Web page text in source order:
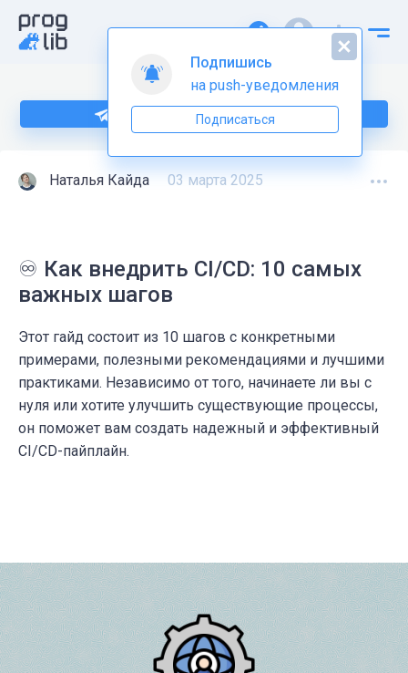
Подпишитесь на нас в Telegram
Наталья Кайда 03 марта 2025
♾️ Как внедрить CI/CD: 10 самых
важных шагов
Этот гайд состоит из 10 шагов с конкретными
примерами, полезными рекомендациями и лучшими
практиками. Независимо от того, начинаете ли вы с
нуля или хотите улучшить существующие процессы,
он поможет вам создать надежный и эффективный
CI/CD-пайплайн.
Подпишись
на push-уведомления
Подписаться